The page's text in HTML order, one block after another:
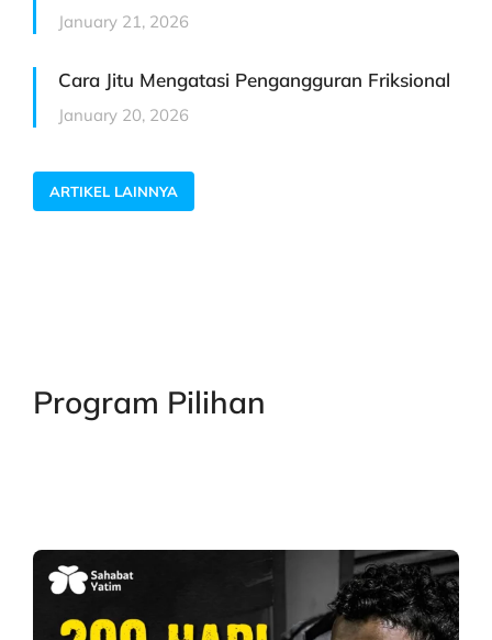
January 21, 2026
Cara Jitu Mengatasi Pengangguran Friksional
January 20, 2026
ARTIKEL LAINNYA
Program Pilihan